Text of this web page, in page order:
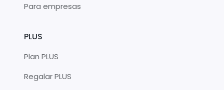
Para empresas
PLUS
Plan PLUS
Regalar PLUS